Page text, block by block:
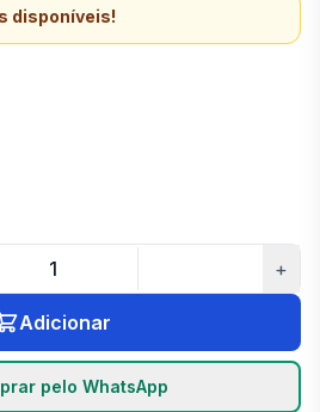
disponíveis!
+
Adicionar
pelo WhatsApp